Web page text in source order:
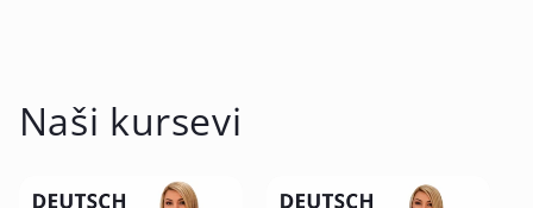
Naši kursevi